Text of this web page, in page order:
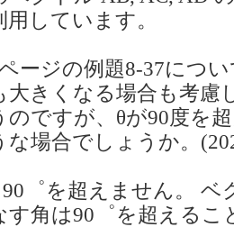
用しています。
ージの例題8-37につ
大きくなる場合も考
のですが、θが90度を
な場合でしょうか。
90゜を超えません。 ベ
す角は90゜を超えるこ